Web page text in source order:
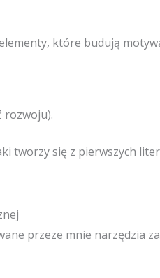
które budują
rozwoju).
się z pierwszych liter
przeze mnie narzędzia